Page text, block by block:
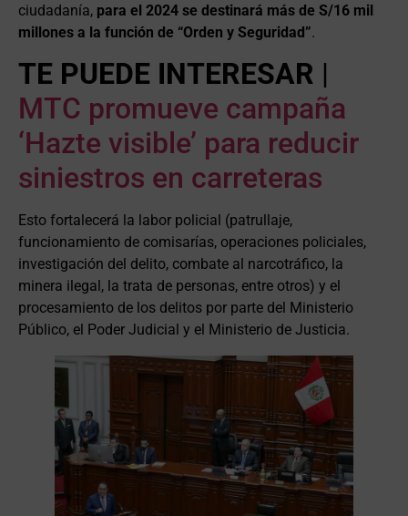
ciudadanía, para el 2024 se destinará más de S/16 mil
millones a la función de “Orden y Seguridad”.
TE PUEDE INTERESAR |
MTC promueve campaña
‘Hazte visible’ para reducir
siniestros en carreteras
Esto fortalecerá la labor policial (patrullaje,
funcionamiento de comisarías, operaciones policiales,
investigación del delito, combate al narcotráfico, la
minera ilegal, la trata de personas, entre otros) y el
procesamiento de los delitos por parte del Ministerio
Público, el Poder Judicial y el Ministerio de Justicia.